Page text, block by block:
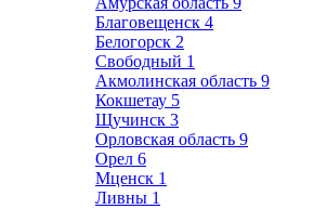
Благовещенск 4
Белогорск 2
Свободный 1
Акмолинская область 9
Кокшетау 5
Щучинск 3
Орловская область 9
Орел 6
Мценск 1
Ливны 1